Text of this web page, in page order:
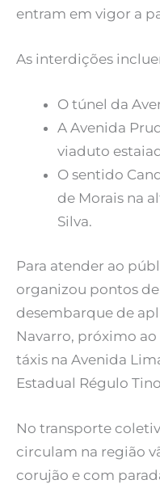
entram em vigor a
As interdições
O túnel da
A Avenida
viaduto
O sentido
de Morais na
Silva.
Para atender ao
organizou pontos
desembarque de
Navarro, próximo
táxis na Avenida
Estadual Régulo
No transporte
circulam na região
corujão e com